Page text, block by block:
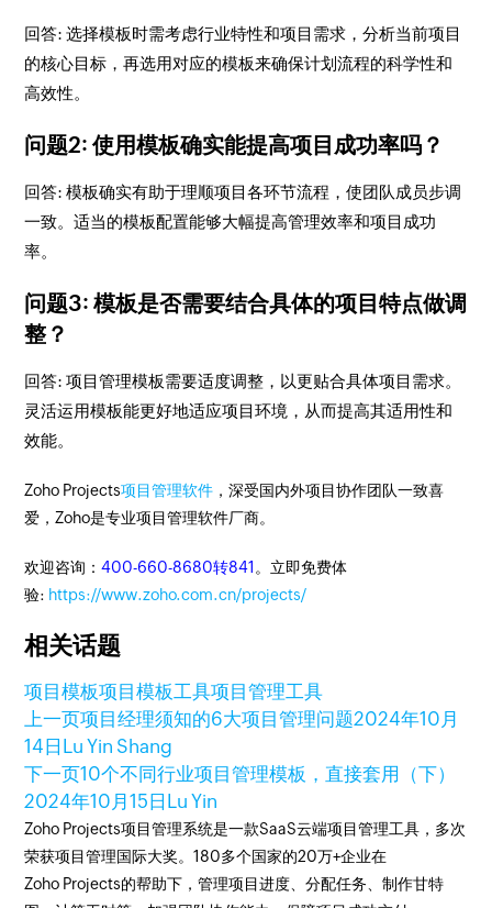
回答: 选择模板时需考虑行业特性和项目需求，分析当前项目
的核心目标，再选用对应的模板来确保计划流程的科学性和
高效性。
问题2: 使用模板确实能提高项目成功率吗？
回答: 模板确实有助于理顺项目各环节流程，使团队成员步调
一致。适当的模板配置能够大幅提高管理效率和项目成功
率。
问题3: 模板是否需要结合具体的项目特点做调
整？
回答: 项目管理模板需要适度调整，以更贴合具体项目需求。
灵活运用模板能更好地适应项目环境，从而提高其适用性和
效能。
Zoho Projects项目管理软件 ，深受国内外项目协作团队一致喜
爱，Zoho是专业项目管理软件厂商。
欢迎咨询：400-660-8680转841 。立即免费体
验: https://www.zoho.com.cn/projects/
相关话题
项目模板项目模板工具项目管理工具
上一页项目经理须知的6大项目管理问题2024年10月
14日 Lu Yin Shang
下一页10个不同行业项目管理模板，直接套用（下）
2024年10月15日 Lu Yin
Zoho Projects项目管理系统是一款SaaS云端项目管理工具，多次
荣获项目管理国际大奖。180多个国家的20万+企业在
Zoho Projects的帮助下，管理项目进度、分配任务、制作甘特